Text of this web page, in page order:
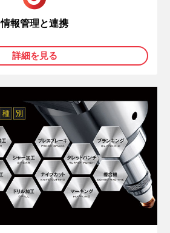
情報管理と連携
詳細を見る